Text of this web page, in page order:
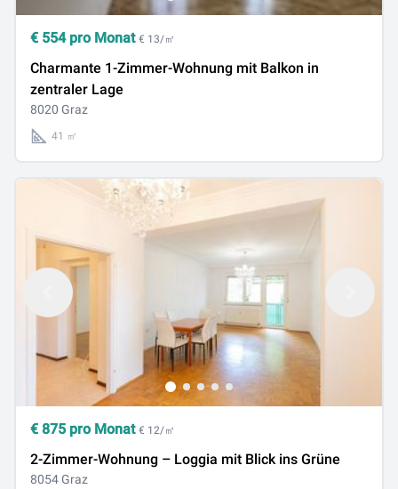
€ 554pro Monat € 13/㎡
Charmante 1-Zimmer-Wohnung mit Balkon in
zentraler Lage
8020 Graz
41 ㎡
€ 875 pro Monat € 12/㎡
2-Zimmer-Wohnung – Loggia mit Blick ins Grüne
8054 Graz